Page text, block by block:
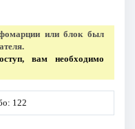
или блок был
вам необходимо
122